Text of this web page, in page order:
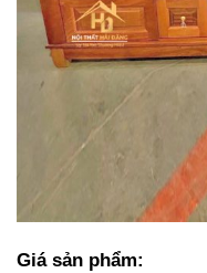
Giá sản phẩm: